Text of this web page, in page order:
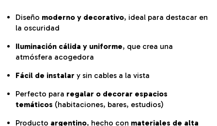
Diseño moderno y decorativo, ideal para destacar en
la oscuridad
Iluminación cálida y uniforme, que crea una
atmósfera acogedora
Fácil de instalar y sin cables a la vista
Perfecto para regalar o decorar espacios
temáticos (habitaciones, bares, estudios)
Producto argentino, hecho con materiales de alta